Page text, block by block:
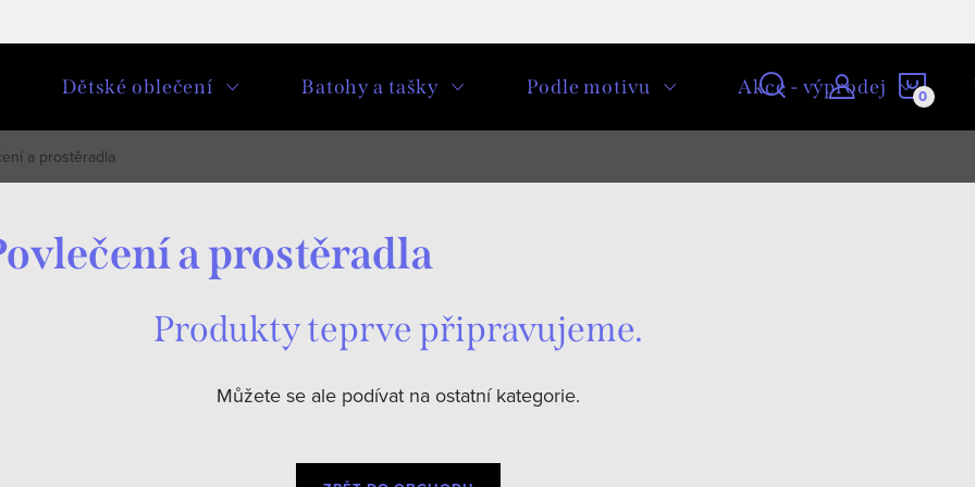
Dětské oblečení Batohy a tašky Podle motivu Akce - výprodej
a prostěradla
a prostěradla
Produkty teprve připravujeme.
Můžete se ale podívat na ostatní kategorie.